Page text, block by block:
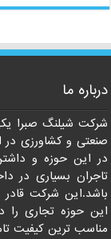
درباره ما
شرکت شیلنگ صبرا
صنعتی و کشاورزی
در این حوزه و
تاجران بسیاری در
باشد.این شرکت قادر
این حوزه تجاری
مناسب ترین کیفیت